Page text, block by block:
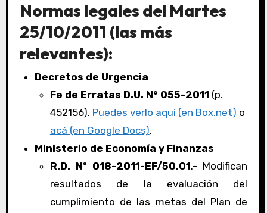
Normas legales del Martes
25/10/2011 (las más
relevantes):
Decretos de Urgencia
Fe de Erratas D.U. N° 055-2011 (p.
452156). Puedes verlo aquí (en Box.net) o
acá (en Google Docs).
Ministerio de Economía y Finanzas
R.D. Nº 018-2011-EF/50.01.- Modifican
resultados de la evaluación del
cumplimiento de las metas del Plan de